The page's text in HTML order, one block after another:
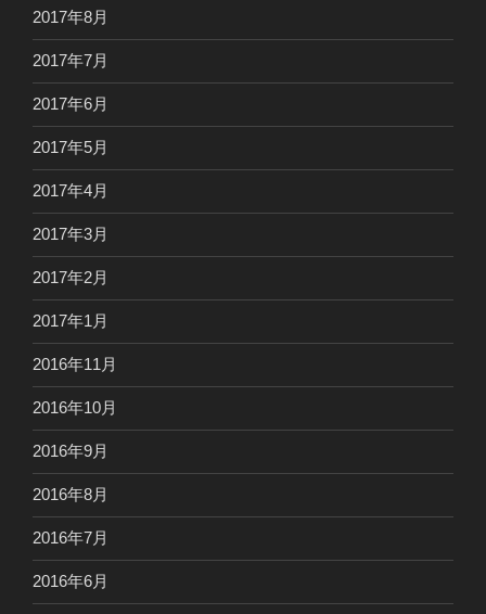
2017年8月
2017年7月
2017年6月
2017年5月
2017年4月
2017年3月
2017年2月
2017年1月
2016年11月
2016年10月
2016年9月
2016年8月
2016年7月
2016年6月